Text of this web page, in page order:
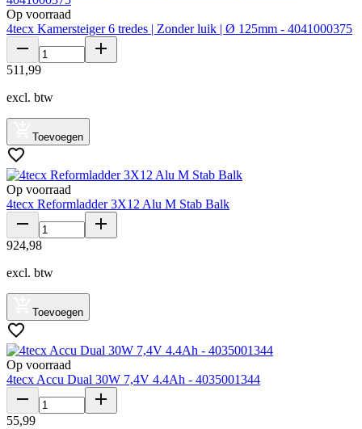
Op voorraad
4tecx Kamersteiger 6 tredes | Zonder luik | Ø 125mm - 4041000375
511 ,99
excl. btw
Toevoegen
Op voorraad
4tecx Reformladder 3X12 Alu M Stab Balk
924,98
excl. btw
Toevoegen
Op voorraad
4tecx Accu Dual 30W 7,4V 4.4Ah - 4035001344
55,99